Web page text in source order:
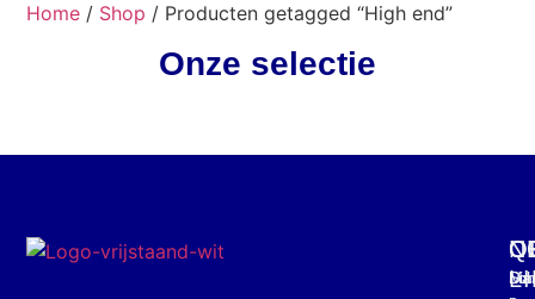
Home / Shop / Producten getagged “High end”
Onze selectie